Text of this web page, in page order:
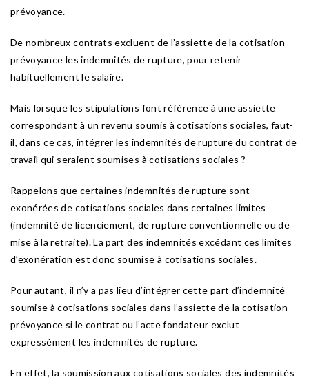
prévoyance.
De nombreux contrats excluent de l’assiette de la cotisation
prévoyance les indemnités de rupture, pour retenir
habituellement le salaire.
Mais lorsque les stipulations font référence à une assiette
correspondant à un revenu soumis à cotisations sociales, faut-
il, dans ce cas, intégrer les indemnités de rupture du contrat de
travail qui seraient soumises à cotisations sociales ?
Rappelons que certaines indemnités de rupture sont
exonérées de cotisations sociales dans certaines limites
(indemnité de licenciement, de rupture conventionnelle ou de
mise à la retraite). La part des indemnités excédant ces limites
d’exonération est donc soumise à cotisations sociales.
Pour autant, il n’y a pas lieu d’intégrer cette part d’indemnité
soumise à cotisations sociales dans l’assiette de la cotisation
prévoyance si le contrat ou l’acte fondateur exclut
expressément les indemnités de rupture.
En effet, la soumission aux cotisations sociales des indemnités